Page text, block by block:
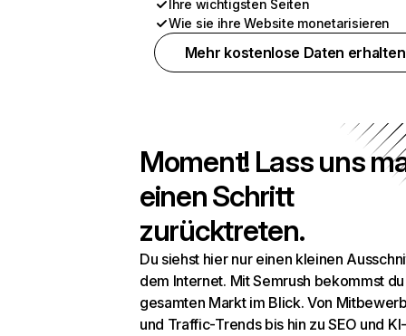
Ihre wichtigsten Seiten
Wie sie ihre Website monetarisieren
Mehr kostenlose Daten erhalten
Moment! Lass uns
einen Schritt
zurücktreten.
Du siehst hier nur einen kleinen
dem Internet. Mit Semrush bekommst
gesamten Markt im Blick. Von
und Traffic-Trends bis hin zu SEO und KI-